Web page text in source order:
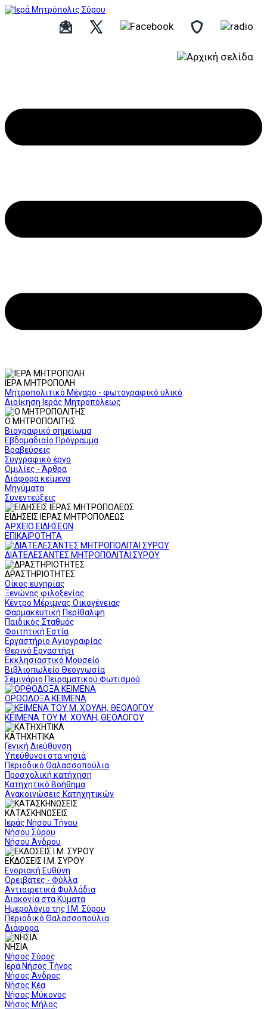
ΙΕΡΑ ΜΗΤΡΟΠΟΛΗ
Μητροπολιτικό Μέγαρο - φωτογραφικό υλικό
Διοίκηση Ιεράς Μητροπόλεως
Ο ΜΗΤΡΟΠΟΛΙΤΗΣ
Βιογραφικό σημείωμα
Εβδομαδιαίο Πρόγραμμα
Βραβεύσεις
Συγγραφικό έργο
Ομιλίες - Άρθρα
Διάφορα κείμενα
Μηνύματα
Συνεντεύξεις
ΕΙΔΗΣΕΙΣ ΙΕΡΑΣ ΜΗΤΡΟΠΟΛΕΩΣ
ΑΡΧΕΙΟ ΕΙΔΗΣΕΩΝ
ΕΠΙΚΑΙΡΟΤΗΤΑ
ΔΙΑΤΕΛΕΣΑΝΤΕΣ ΜΗΤΡΟΠΟΛΙΤΑΙ ΣΥΡΟΥ
ΔΡΑΣΤΗΡΙΟΤΗΤΕΣ
Οίκος ευγηρίας
Ξενώνας φιλοξενίας
Κέντρο Μέριμνας Οικογένειας
Φαρμακευτική Περίθαλψη
Παιδικός Σταθμός
Φοιτητική Εστία
Εργαστήριο Αγιογραφίας
Θερινό Εργαστήρι
Εκκλησιαστικό Μουσείο
Βιβλιοπωλείο Θεογνωσία
Σεμινάριο Πειραματικού Φωτισμού
ΟΡΘΟΔΟΞΑ ΚΕΙΜΕΝΑ
ΚΕΙΜΕΝΑ ΤΟΥ Μ. ΧΟΥΛΗ, ΘΕΟΛΟΓΟΥ
ΚΑΤΗΧΗΤΙΚΑ
Γενική Διεύθυνση
Υπεύθυνοι στα νησιά
Περιοδικό Θαλασσοπούλια
Προσχολική κατήχηση
Κατηχητικό Βοήθημα
Ανακοινώσεις Κατηχητικών
ΚΑΤΑΣΚΗΝΩΣΕΙΣ
Ιεράς Νήσου Τήνου
Νήσου Σύρου
Νήσου Άνδρου
ΕΚΔΟΣΕΙΣ Ι.Μ. ΣΥΡΟΥ
Ενοριακή Ευθύνη
Ορειβάτες - Φύλλα
Αντιαιρετικά Φυλλάδια
Διακονία στα Κύματα
Ημερολόγιο της Ι.Μ. Σύρου
Περιοδικό Θαλασσοπούλια
Διάφορα
ΝΗΣΙΑ
Νήσος Σύρος
Ιερά Νήσος Τήνος
Νήσος Άνδρος
Νήσος Κέα
Νήσος Μύκονος
Νήσος Μήλος